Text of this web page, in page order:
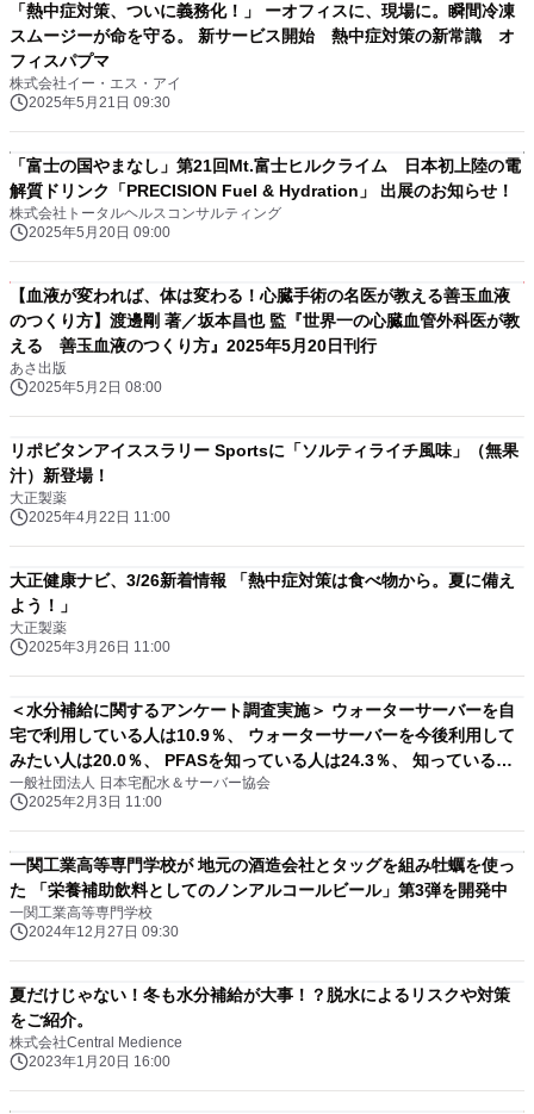
「熱中症対策、ついに義務化！」 ーオフィスに、現場に。瞬間冷凍
スムージーが命を守る。 新サービス開始 熱中症対策の新常識 オ
フィスパプマ
株式会社イー・エス・アイ
2025年5月21日 09:30
「富士の国やまなし」第21回Mt.富士ヒルクライム 日本初上陸の電
解質ドリンク「PRECISION Fuel & Hydration」 出展のお知らせ！
株式会社トータルヘルスコンサルティング
2025年5月20日 09:00
【血液が変われば、体は変わる！心臓手術の名医が教える善玉血液
のつくり方】渡邊剛 著／坂本昌也 監『世界一の心臓血管外科医が教
える 善玉血液のつくり方』2025年5月20日刊行
あさ出版
2025年5月2日 08:00
リポビタンアイススラリー Sportsに「ソルティライチ風味」（無果
汁）新登場！
大正製薬
2025年4月22日 11:00
大正健康ナビ、3/26新着情報 「熱中症対策は食べ物から。夏に備え
よう！」
大正製薬
2025年3月26日 11:00
＜水分補給に関するアンケート調査実施＞ ウォーターサーバーを自
宅で利用している人は10.9％、 ウォーターサーバーを今後利用して
みたい人は20.0％、 PFASを知っている人は24.3％、 知っている人
のうち飲料水の対策している人は51.4％
一般社団法人 日本宅配水＆サーバー協会
2025年2月3日 11:00
一関工業高等専門学校が 地元の酒造会社とタッグを組み牡蠣を使っ
た 「栄養補助飲料としてのノンアルコールビール」第3弾を開発中
一関工業高等専門学校
2024年12月27日 09:30
夏だけじゃない！冬も水分補給が大事！？脱水によるリスクや対策
をご紹介。
株式会社Central Medience
2023年1月20日 16:00